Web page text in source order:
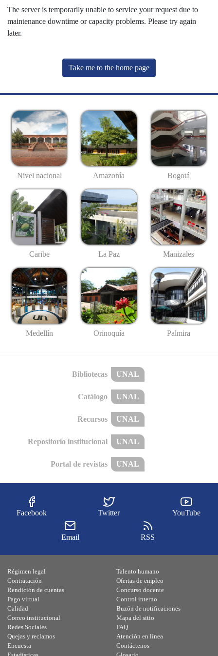
The server is temporarily unable to service your request due to
maintenance downtime or capacity problems. Please try again
later.
Take me to the home page
Nivel nacional Amazonía Bogotá
Caribe La Paz Manizales
Medellín Orinoquía Palmira
Bibliotecas UNAL
Catálogo UNAL
Recursos UNAL
Repositorio institucional UNAL
Portal de revistas UNAL
Facebook Twitter YouTube
Email RSS
Régimen legal
Contratación
Rendición de cuentas
Pago virtual
Calidad
Talento humano
Ofertas de empleo
Concurso docente
Control interno
Buzón de notificaciones
Correo institucional
Redes Sociales
Quejas y reclamos
Encuesta
Mapa del sitio
FAQ
Atención en línea
Contáctenos